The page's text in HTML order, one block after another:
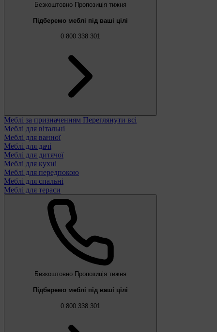
Безкоштовно Пропозиція тижня
Підберемо меблі під ваші цілі
0 800 338 301
Меблі за призначенням Переглянути всі
Меблі для вітальні
Меблі для ванної
Меблі для дачі
Меблі для дитячої
Меблі для кухні
Меблі для передпокою
Меблі для спальні
Меблі для тераси
Безкоштовно Пропозиція тижня
Підберемо меблі під ваші цілі
0 800 338 301